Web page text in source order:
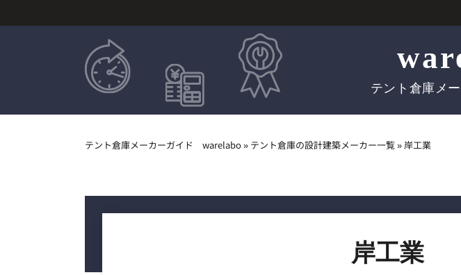
テント倉庫メ
テント倉庫メーカーガイド warelabo» テント倉庫の設計建築メーカー一覧»岸工業
岸工業